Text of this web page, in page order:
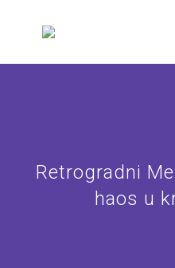
Retrogradni
haos u